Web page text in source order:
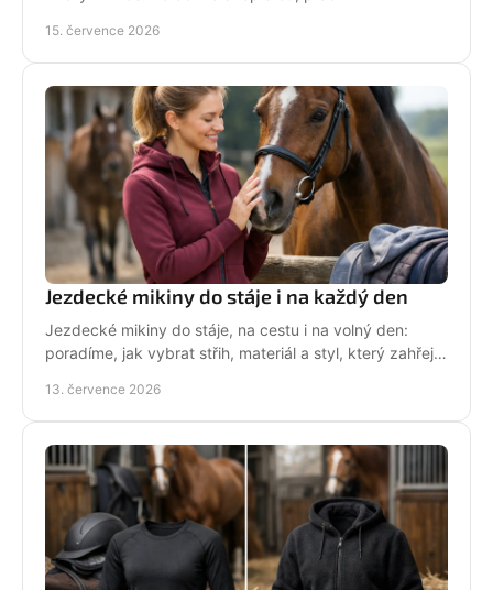
den.
15. července 2026
Jezdecké mikiny do stáje i na každý den
Jezdecké mikiny do stáje, na cestu i na volný den:
poradíme, jak vybrat střih, materiál a styl, který zahřeje
13. července 2026